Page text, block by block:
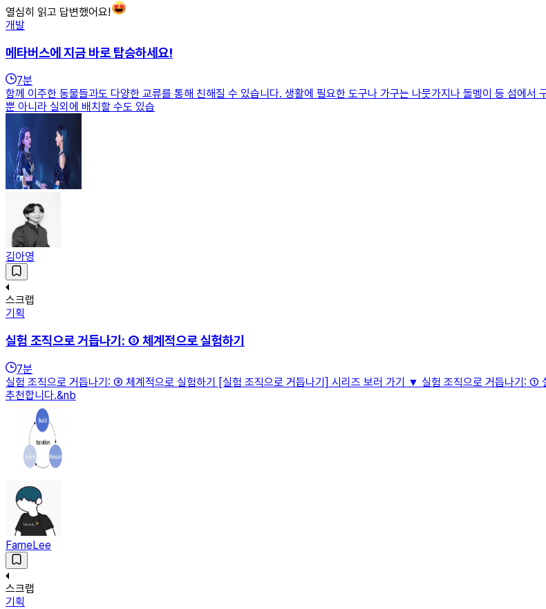
열심히 읽고 답변했어요!
개발
메타버스에 지금 바로 탑승하세요!
7분
함께 이주한 동물들과도 다양한 교류를 통해 친해질 수 있습니다. 생활에 필요한 도구나 가구는 나뭇가지나 돌멩이 등 섬에
뿐 아니라 실외에 배치할 수도 있습
김아영
스크랩
기획
실험 조직으로 거듭나기: ③ 체계적으로 실험하기
7분
실험 조직으로 거듭나기: ③ 체계적으로 실험하기 [실험 조직으로 거듭나기] 시리즈 보러 가기 ▼ 실험 조직으로 거듭나기: ①
추천합니다.&nb
FameLee
스크랩
기획